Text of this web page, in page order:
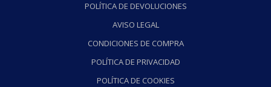
POLÍTICA DE DEVOLUCIONES
AVISO LEGAL
CONDICIONES DE COMPRA
POLÍTICA DE PRIVACIDAD
POLÍTICA DE COOKIES